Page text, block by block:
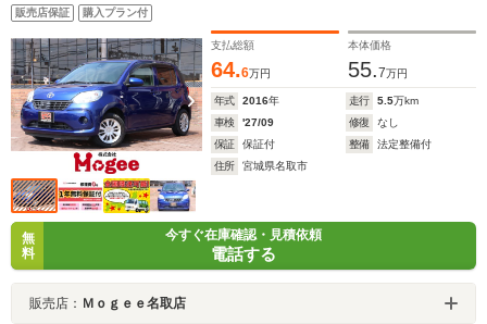
リングストップ
販売店保証 購入プラン付
支払総額
64.6万円
本体価格
55.7万円
年式 2016年 走行 5.5万km
車検
'27/09 修復
なし
保証
保証付 整備
法定整備付
住所
宮城県名取市
無
料
今すぐ在庫確認・見積依頼
電話する
販売店： Ｍｏｇｅｅ名取店